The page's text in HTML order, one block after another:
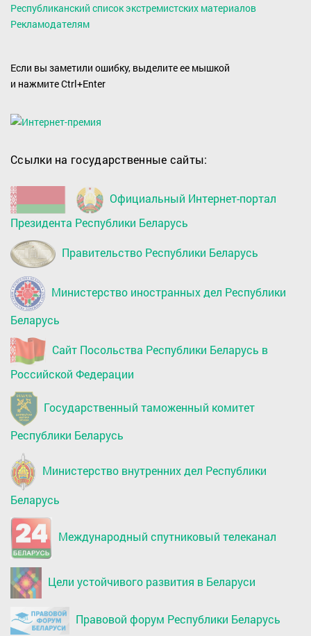
Республиканский список экстремистских материалов
Рекламодателям
Если вы заметили ошибку, выделите ее мышкой
и нажмите Ctrl+Enter
Ссылки на государственные сайты:
Официальный Интернет-портал
Президента Республики Беларусь
Правительство Республики Беларусь
Министерство иностранных дел Республики
Беларусь
Сайт Посольства Республики Беларусь в
Российской Федерации
Государственный таможенный комитет
Республики Беларусь
Министерство внутренних дел Республики
Беларусь
Международный спутниковый телеканал
Цели устойчивого развития в Беларуси
Правовой форум Республики Беларусь